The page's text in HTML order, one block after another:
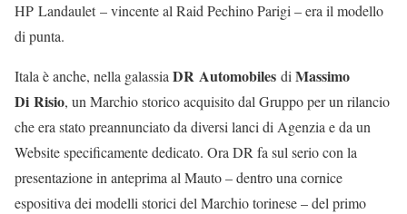
HP Landaulet – vincente al Raid Pechino Parigi – era il modello
di punta.
Itala è anche, nella galassiaDR Automobiles diMassimo
Di Risio, un Marchio storico acquisito dal Gruppo per un rilancio
che era stato preannunciato da diversi lanci di Agenzia e da un
Website specificamente dedicato. Ora DR fa sul serio con la
presentazione in anteprima al Mauto – dentro una cornice
espositiva dei modelli storici del Marchio torinese – del primo